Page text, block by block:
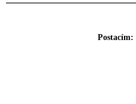
Postacím: